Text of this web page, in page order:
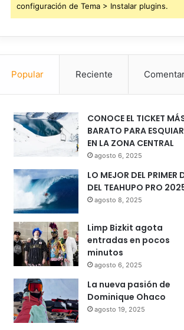
configuración de Tema > Instalar plugins.
Popular Reciente
CONOCE EL TICKET
BARATO PARA ESQUIAR
EN LA ZONA CENTRAL
agosto 6, 2025
LO MEJOR DEL PRIMER
DEL TEAHUPO PRO
agosto 8, 2025
Limp Bizkit agota
entradas en pocos
minutos
agosto 6, 2025
La nueva pasión de
Dominique Ohaco
agosto 19, 2025